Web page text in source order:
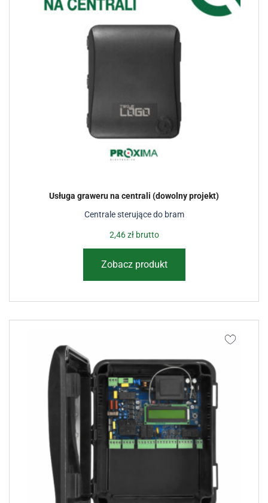
Centrale sterujące do bram
Usługa graweru na centrali (dowolny projekt)
2,46złbrutto
Zobacz produkt